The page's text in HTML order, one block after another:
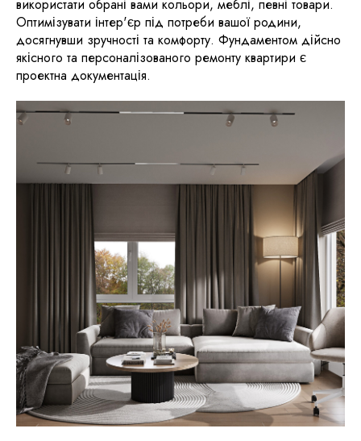
використати обрані вами кольори, меблі, певні товари.
Оптимізувати інтер'єр під потреби вашої родини,
досягнувши зручності та комфорту. Фундаментом дійсно
якісного та персоналізованого ремонту квартири є
проектна документація.